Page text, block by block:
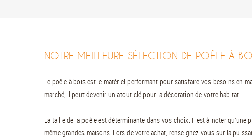
NOTRE MEILLEURE SÉLECTION DE POÊLE À
Le poêle à bois est le matériel performant pour satisfaire vos besoins en
marché, il peut devenir un atout clé pour la décoration de votre habitat.
La taille de la poêle est déterminante dans vos choix. Il est à noter
même grandes maisons. Lors de votre achat, renseignez-vous sur la